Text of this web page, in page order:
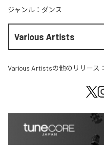
ジャンル： ダンス
Various Artists
Various Artistsの他のリリース：